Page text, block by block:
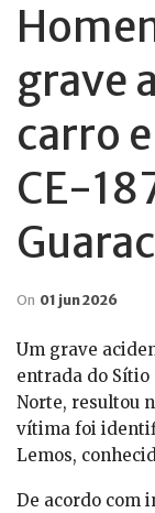
grave
carro
CE-
On 01 jun 2026
Um grave
entrada do Sítio
Norte, resultou
vítima foi
Lemos,
De acordo com